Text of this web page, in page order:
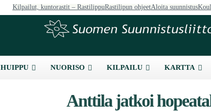
Kilpailut, kuntorastit – RastilippuRastilipun ohjeetAloita suunnistus
HUIPPU NUORISO KILPAILU KARTTA
Anttila jatkoi